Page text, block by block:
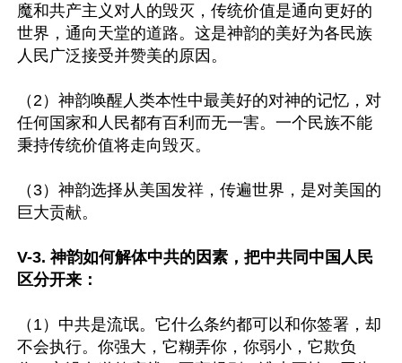
魔和共产主义对人的毁灭，传统价值是通向更好的
世界，通向天堂的道路。这是神韵的美好为各民族
人民广泛接受并赞美的原因。
（2）神韵唤醒人类本性中最美好的对神的记忆，对
任何国家和人民都有百利而无一害。一个民族不能
秉持传统价值将走向毁灭。
（3）神韵选择从美国发祥，传遍世界，是对美国的
巨大贡献。
V-3. 神韵如何解体中共的因素，把中共同中国人民
区分开来：
（1）中共是流氓。它什么条约都可以和你签署，却
不会执行。你强大，它糊弄你，你弱小，它欺负